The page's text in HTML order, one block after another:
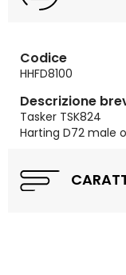
Codice
HHFD8100
Descrizione
Tasker TSK824
Harting D72 male